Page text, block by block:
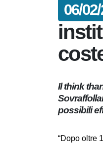
06/
Il think
globale.
capitale
“Dopo